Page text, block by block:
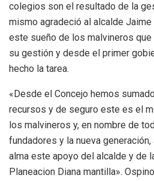
colegios son el resultado de la
mismo agradeció al alcalde
este sueño de los malvineros
su gestión y desde el primer
hecho la tarea.
«Desde el Concejo hemos
recursos y de seguro este es el
los malvineros y, en nombre de
fundadores y la nueva generación,
alma este apoyo del alcalde y de
Planeacion Diana mantilla».